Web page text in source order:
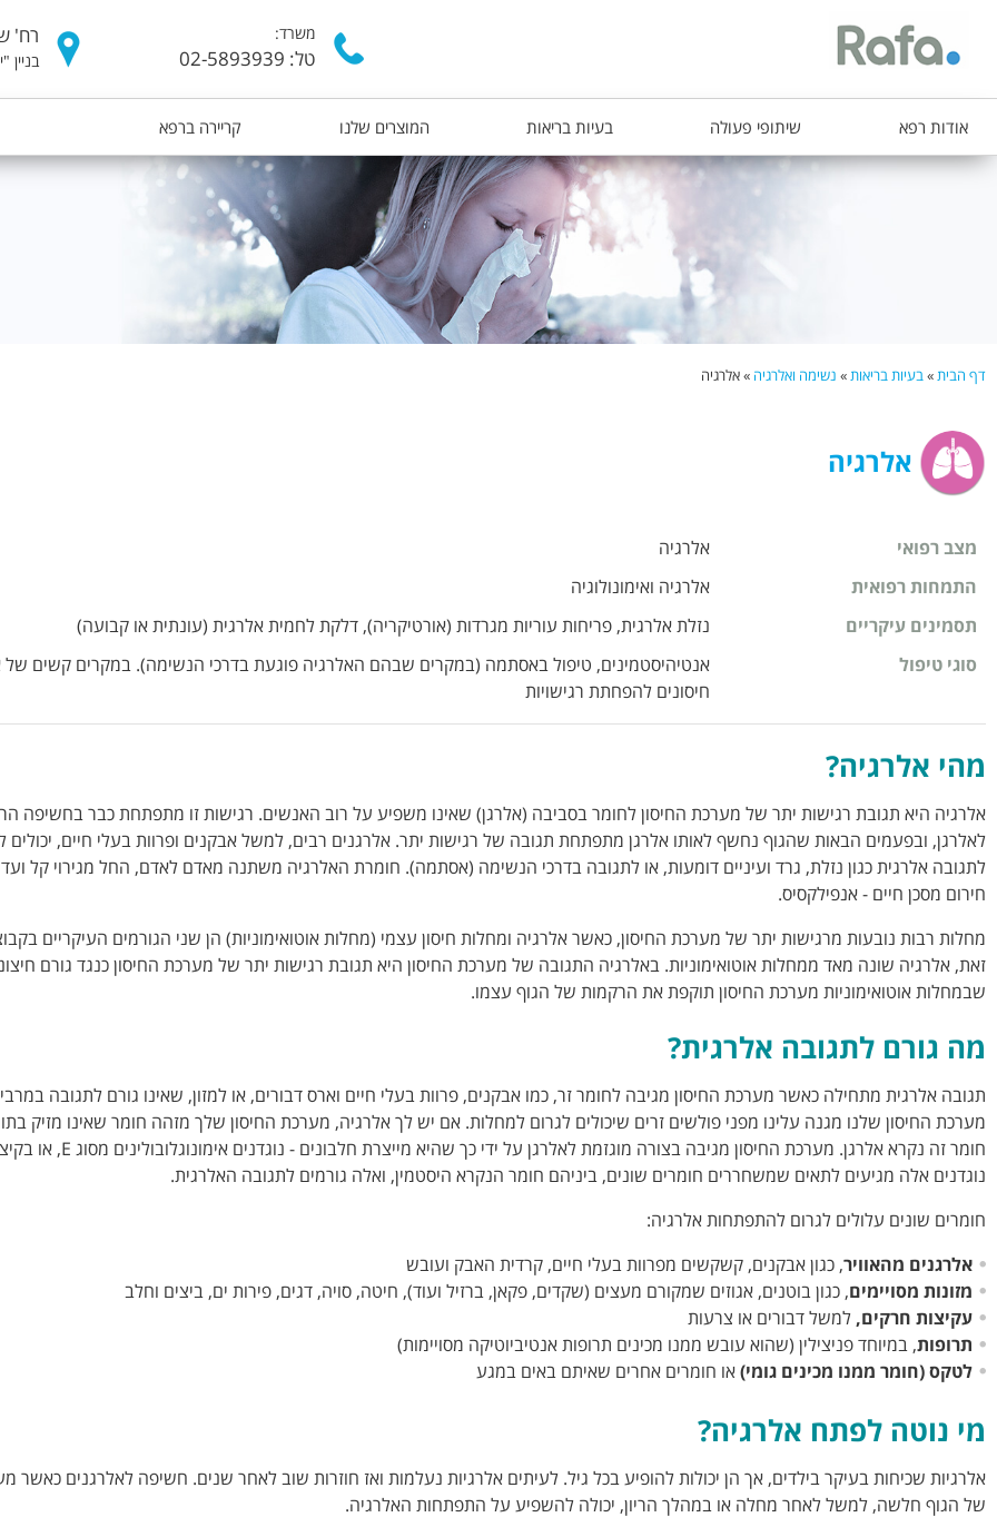
לתוכן
רח' משרד:
טל: 02-5893939
פ
אודות רפא שיתופי פעולה בעיות בריאות המוצרים שלנו קריירה ברפא
נמצא
כאן
דף הבית»בעיות בריאות» נשימה ואלרגיה »אלרגיה
אלרגיה
מצב רפואי
אלרגיה
התמחות רפואית
אלרגיה ואימונולוגיה
תסמינים עיקריים
נזלת אלרגית, פריחות עוריות מגרדות (אורטיקריה), דלקת לחמית אלרגית (עונתית או קבועה)
סוגי טיפול
אנטיהיסטמינים, טיפול באסתמה (במקרים שבהם האלרגיה פוגעת בדרכי הנשימה). במקרים קשים של
חיסונים להפחתת רגישויות
מהי אלרגיה?
אלרגיה היא תגובת רגישות יתר של מערכת החיסון לחומר בסביבה (אלרגן) שאינו משפיע על רוב האנשים. רגישות זו מתפתחת כבר בחשיפה
לאלרגן, ובפעמים הבאות שהגוף נחשף לאותו אלרגן מתפתחת תגובה של רגישות יתר. אלרגנים רבים, למשל אבקנים ופרוות בעלי חיים, יכולים
לתגובה אלרגית כגון נזלת, גרד ועיניים דומעות, או לתגובה בדרכי הנשימה (אסתמה). חומרת האלרגיה משתנה מאדם לאדם, החל מגירוי קל
חירום מסכן חיים - אנפילקסיס.
מחלות רבות נובעות מרגישות יתר של מערכת החיסון, כאשר אלרגיה ומחלות חיסון עצמי (מחלות אוטואימוניות) הן שני הגורמים העיקריים
זאת, אלרגיה שונה מאד ממחלות אוטואימוניות. באלרגיה התגובה של מערכת החיסון היא תגובת רגישות יתר של מערכת החיסון כנגד גורם
שבמחלות אוטואימוניות מערכת החיסון תוקפת את הרקמות של הגוף עצמו.
מה גורם לתגובה אלרגית?
תגובה אלרגית מתחילה כאשר מערכת החיסון מגיבה לחומר זר, כמו אבקנים, פרוות בעלי חיים וארס דבורים, או למזון, שאינו גורם לתגובה
מערכת החיסון שלנו מגנה עלינו מפני פולשים זרים שיכולים לגרום למחלות. אם יש לך אלרגיה, מערכת החיסון שלך מזהה חומר שאינו מזיק
נוגדנים אלה מגיעים לתאים שמשחררים חומרים שונים, ביניהם חומר הנקרא היסטמין, ואלה גורמים לתגובה האלרגית.
חומרים שונים עלולים לגרום להתפתחות אלרגיה:
אלרגנים מהאוויר, כגון אבקנים, קשקשים מפרוות בעלי חיים, קרדית האבק ועובש
מזונות מסויימים, כגון בוטנים, אגוזים שמקורם מעצים (שקדים, פקאן, ברזיל ועוד), חיטה, סויה, דגים, פירות ים, ביצים וחלב
עקיצות חרקים, למשל דבורים או צרעות
תרופות, במיוחד פניצילין (שהוא עובש ממנו מכינים תרופות אנטיביוטיקה מסויימות)
לטקס (חומר ממנו מכינים גומי) או חומרים אחרים שאיתם באים במגע
מי נוטה לפתח אלרגיה?
אלרגיות שכיחות בעיקר בילדים, אך הן יכולות להופיע בכל גיל. לעיתים אלרגיות נעלמות ואז חוזרות שוב לאחר שנים. חשיפה לאלרגנים כאשר
של הגוף חלשה, למשל לאחר מחלה או במהלך הריון, יכולה להשפיע על התפתחות האלרגיה.